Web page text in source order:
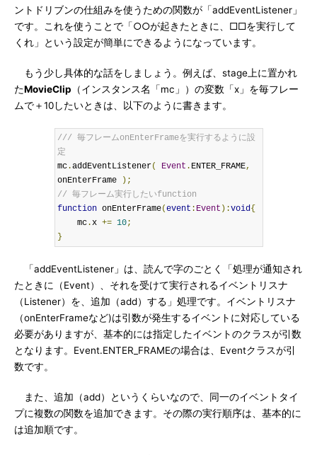
ントドリブンの仕組みを使うための関数が「addEventListener」
です。これを使うことで「○○が起きたときに、□□を実行して
くれ」という設定が簡単にできるようになっています。
もう少し具体的な話をしましょう。例えば、stage上に置かれ
たMovieClip （インスタンス名「mc」）の変数「x」を毎フレー
ムで＋10したいときは、以下のように書きます。
/// 毎フレームonEnterFrameを実行するように設
定
mc.addEventListener( Event . ENTER_FRAME,
onEnterFrame
);
// 毎フレーム実行したいfunction
function onEnterFrame(event : Event ):void{
    mc
.x += 10;
}
「addEventListener」は、読んで字のごとく「処理が通知され
たときに（Event）、それを受けて実行されるイベントリスナ
（Listener）を、追加（add）する」処理です。イベントリスナ
（onEnterFrameなど)は引数が発生するイベントに対応している
必要がありますが、基本的には指定したイベントのクラスが引数
となります。Event.ENTER_FRAMEの場合は、Eventクラスが引
数です。
また、追加（add）というくらいなので、同一のイベントタイ
プに複数の関数を追加できます。その際の実行順序は、基本的に
は追加順です。